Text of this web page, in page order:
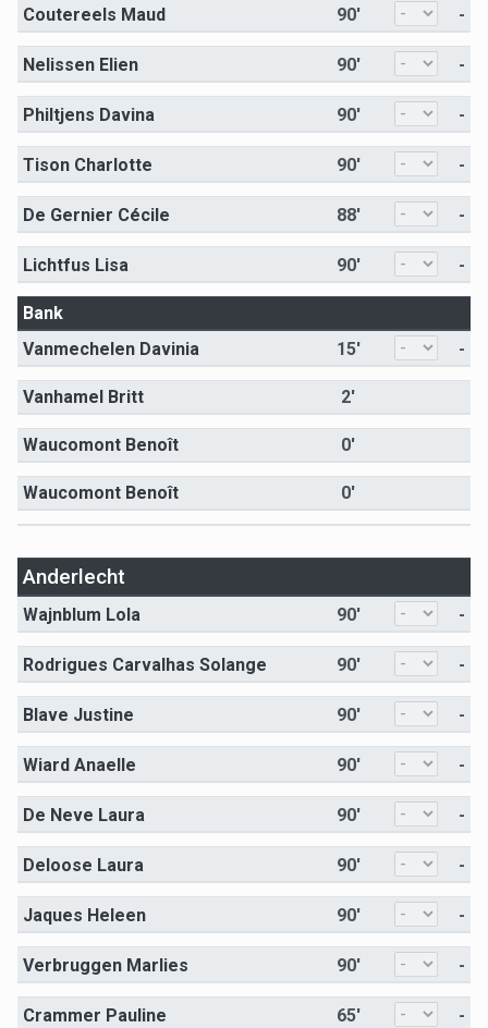
Coutereels Maud 90' -
Nelissen Elien 90' -
Philtjens Davina 90' -
Tison Charlotte 90' -
De Gernier Cécile 88' -
Lichtfus Lisa 90' -
Bank
Vanmechelen Davinia
15' -
Vanhamel Britt 2'
Waucomont Benoît 0'
Waucomont Benoît 0'
Anderlecht
Wajnblum Lola 90' -
Rodrigues Carvalhas Solange 90' -
Blave Justine 90' -
Wiard Anaelle 90' -
De Neve Laura 90' -
Deloose Laura 90' -
Jaques Heleen 90' -
Verbruggen Marlies 90' -
Crammer Pauline 65' -